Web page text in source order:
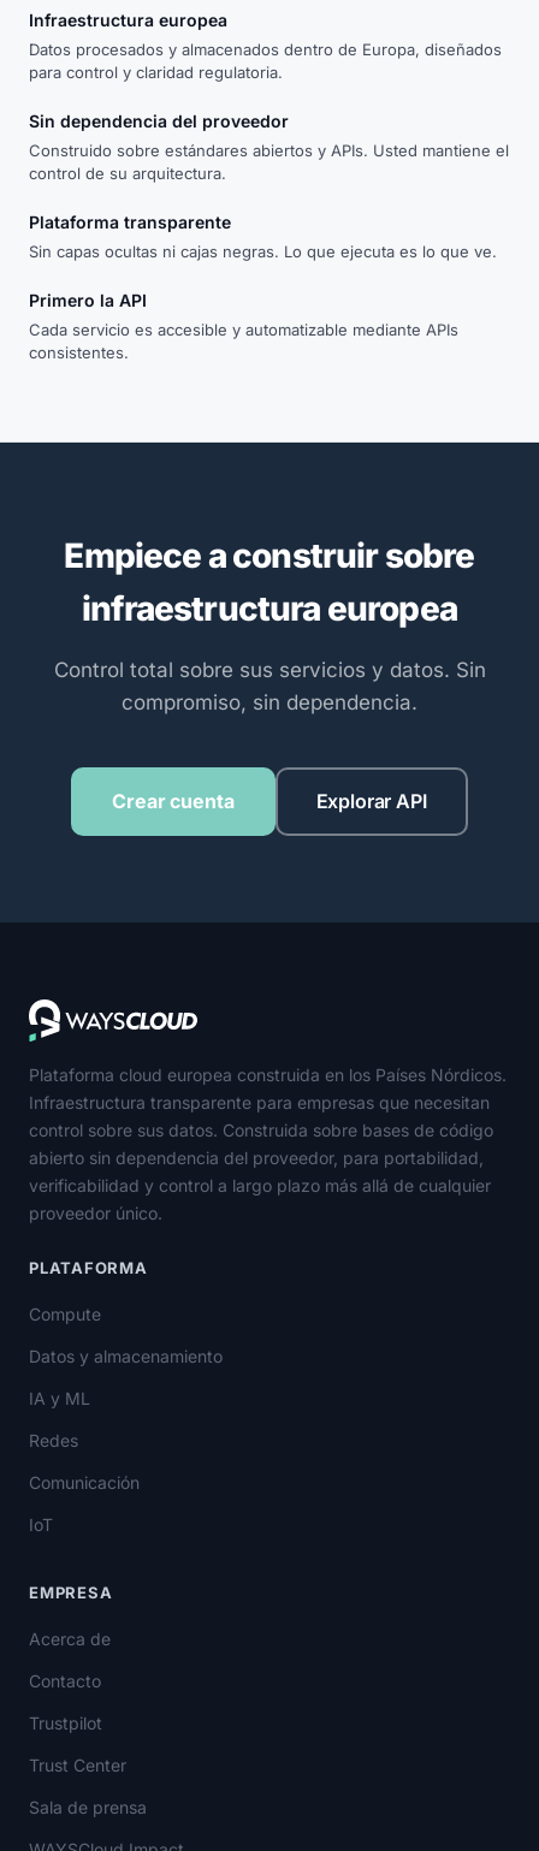
Infraestructura europea
Datos procesados y almacenados dentro de Europa, diseñados
para control y claridad regulatoria.
Sin dependencia del proveedor
Construido sobre estándares abiertos y APIs. Usted mantiene el
control de su arquitectura.
Plataforma transparente
Sin capas ocultas ni cajas negras. Lo que ejecuta es lo que ve.
Primero la API
Cada servicio es accesible y automatizable mediante APIs
consistentes.
Empiece a construir sobre
infraestructura europea
Control total sobre sus servicios y datos. Sin
compromiso, sin dependencia.
Crear cuenta Explorar API
Plataforma cloud europea construida en los Países Nórdicos.
Infraestructura transparente para empresas que necesitan
control sobre sus datos. Construida sobre bases de código
abierto sin dependencia del proveedor, para portabilidad,
verificabilidad y control a largo plazo más allá de cualquier
proveedor único.
PLATAFORMA
Compute
Datos y almacenamiento
IA y ML
Redes
Comunicación
IoT
EMPRESA
Acerca de
Contacto
Trustpilot
Trust Center
Sala de prensa